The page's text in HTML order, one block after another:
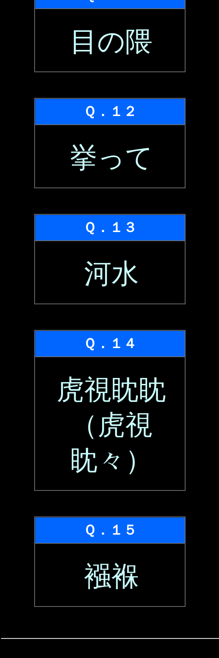
目の隈
Ｑ．１２
挙って
Ｑ．１３
河水
Ｑ．１４
虎視眈眈
（虎視
眈々）
Ｑ．１５
襁褓